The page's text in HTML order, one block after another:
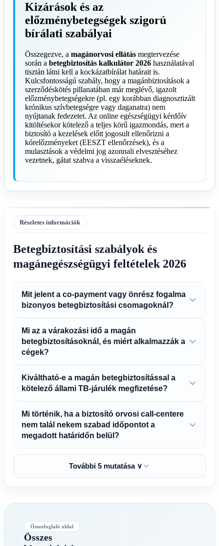
Kizárások és az
előzménybetegségek szigorú
bírálati szabályai
Összegezve, a magánorvosi ellátás megtervezése
során a betegbiztosítás kalkulátor 2026 használatával
tisztán látni kell a kockázatbírálat határait is.
Kulcsfontosságú szabály, hogy a magánbiztosítások a
szerződéskötés pillanatában már meglévő, igazolt
előzménybetegségekre (pl. egy korábban diagnosztizált
krónikus szívbetegségre vagy daganatra) nem
nyújtanak fedezetet. Az online egészségügyi kérdőív
kitöltésekor kötelező a teljes körű igazmondás, mert a
biztosító a kezelések előtt jogosult ellenőrizni a
kórelőzményeket (EESZT ellenőrzések), és a
mulasztások a védelmi jog azonnali elvesztéséhez
vezetnek, gátat szabva a visszaéléseknek.
Részletes információk
Betegbiztosítási szabályok és
magánegészségügyi feltételek 2026
Mit jelent a co-payment vagy önrész fogalma
bizonyos betegbiztosítási csomagoknál?
Mi az a várakozási idő a magán
betegbiztosításoknál, és miért alkalmazzák a
cégek?
Kiváltható-e a magán betegbiztosítással a
kötelező állami TB-járulék megfizetése?
Mi történik, ha a biztosító orvosi call-centere
nem talál nekem szabad időpontot a
megadott határidőn belül?
További 5 mutatása ∨
Összefoglaló oldal
Összes